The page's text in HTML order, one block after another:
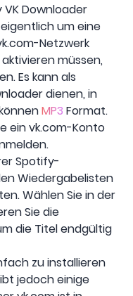
Downloader
um eine
Netzwerk
müssen,
Es kann als
dienen, in
MP3 Format.
ein vk.com-Konto
Spotify-
Wiedergabelisten
Wählen Sie in der
Sie die
die Titel endgültig
zu installieren
jedoch einige